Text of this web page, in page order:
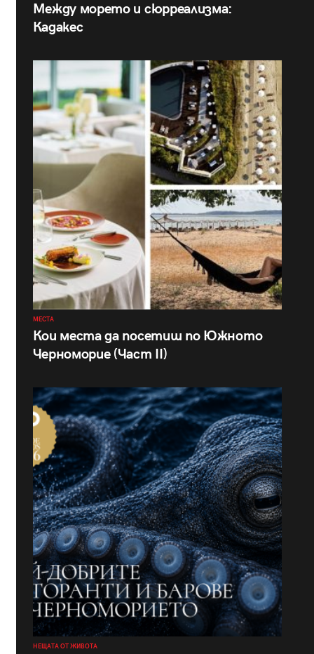
Между морето и сюрреализма:
Кадакес
МЕСТА
Кои места да посетиш по Южното
Черноморие (Част II)
НЕЩАТА ОТ ЖИВОТА